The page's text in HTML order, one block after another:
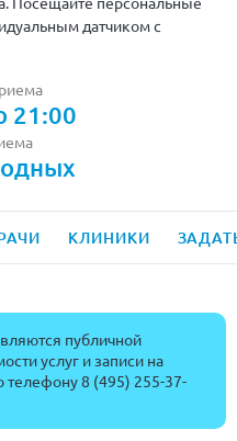
датчиком с
21:00
КЛИНИКИ
публичной
услуг и записи на
телефону8 (495) 255-37-